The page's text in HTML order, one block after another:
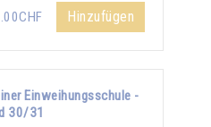
Hinzufügen
Einweihungsschule -
30/31